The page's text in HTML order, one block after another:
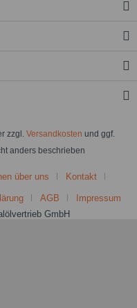
zzgl. Versandkosten und ggf.
anders beschrieben
über uns Kontakt
AGB
Impressum
GmbH